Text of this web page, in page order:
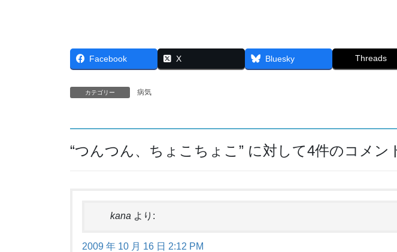
Facebook X Bluesky Threads
カテゴリー 病気
“つんつん、ちょこちょこ ” に対して4件のコメン
kana より:
2009 年 10 月 16 日 2:12 PM